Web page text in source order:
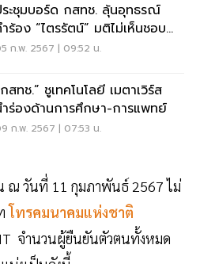
ะชุมบอร์ด กสทช. ลุ้นอุทธรณ์
ร้อง “ไตรรัตน์” มติไม่เห็นชอบ
อกเลขาฯ
ก.พ. 2567 | 09:52 น.
สทช.” ชูเทคโนโลยี เมตาเวิร์ส
ร่องด้านการศึกษา-การแพทย์
ก.พ. 2567 | 07:53 น.
ณ วันที่ 11 กุมภาพันธ์ 2567 ไม่
โทรคมนาคมแห่งชาติ
จำนวนผู้ยืนยันตัวตนทั้งหมด